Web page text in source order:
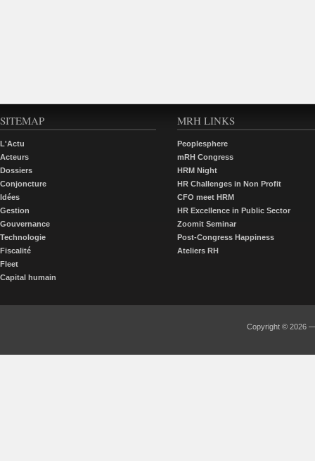
SITEMAP
L'Actu
Acteurs
Dossiers
Conjoncture
Idées
Gestion
Gouvernance
Technologie
Fiscalité
Fleet
Capital humain
MRH LINKS
Peoplesphere
mRH Congress
HRM Night
HR Challenges in Non Profit
CFO meet HRM
HR Excellence in Public Sector
Zoomit Seminar
Post-Congress Happiness
Ateliers RH
Copyright © 2026